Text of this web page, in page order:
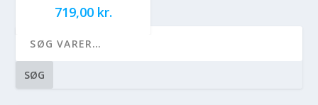
719,00 kr.
SØG